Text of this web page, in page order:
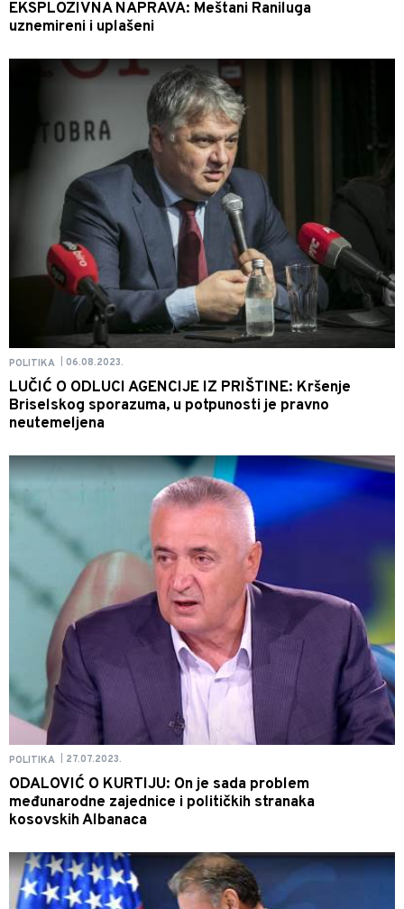
EKSPLOZIVNA NAPRAVA: Meštani Raniluga
uznemireni i uplašeni
POLITIKA 06.08.2023.
LUČIĆ O ODLUCI AGENCIJE IZ PRIŠTINE: Kršenje
Briselskog sporazuma, u potpunosti je pravno
neutemeljena
POLITIKA 27.07.2023.
ODALOVIĆ O KURTIJU: On je sada problem
međunarodne zajednice i političkih stranaka
kosovskih Albanaca